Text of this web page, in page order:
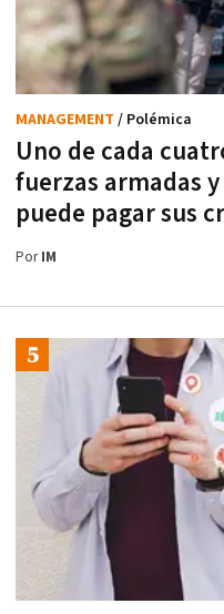
Uno de cada
fuerzas armadas
puede pagar sus
MANAGEMENT / Polémica
PorIM